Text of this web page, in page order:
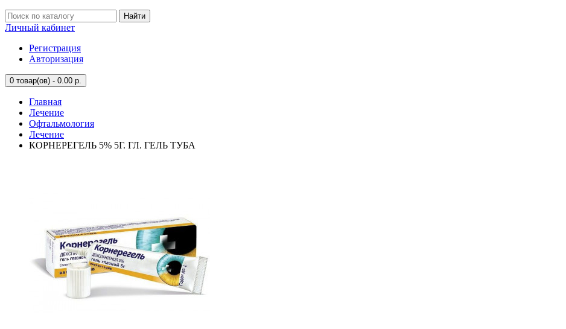
Найти
Личный кабинет
Регистрация
Авторизация
0 товар(ов) - 0.00 р.
Главная
Лечение
Офтальмология
Лечение
КОРНЕРЕГЕЛЬ 5% 5Г. ГЛ. ГЕЛЬ ТУБА